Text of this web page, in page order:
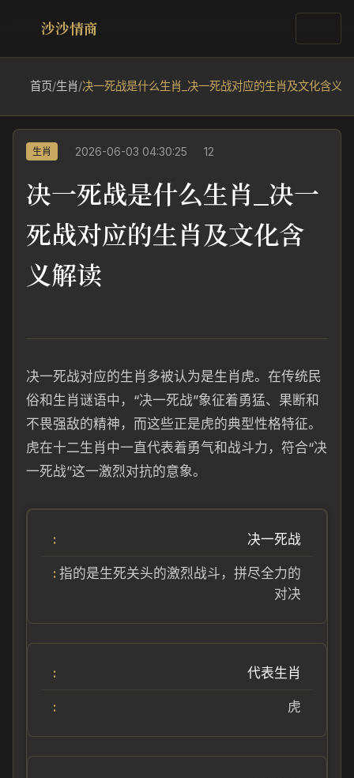
沙沙情商
首页/生肖/决一死战是什么生肖_决一死战对应的生肖及文化含义
生肖 2026-06-03 04:30:25 12
决一死战是什么生肖_决一
死战对应的生肖及文化含
义解读
决一死战对应的生肖多被认为是生肖虎。在传统民
俗和生肖谜语中，“决一死战”象征着勇猛、果断和
不畏强敌的精神，而这些正是虎的典型性格特征。
虎在十二生肖中一直代表着勇气和战斗力，符合“决
一死战”这一激烈对抗的意象。
决一死战
指的是生死关头的激烈战斗，拼尽全力的
对决
代表生肖
虎